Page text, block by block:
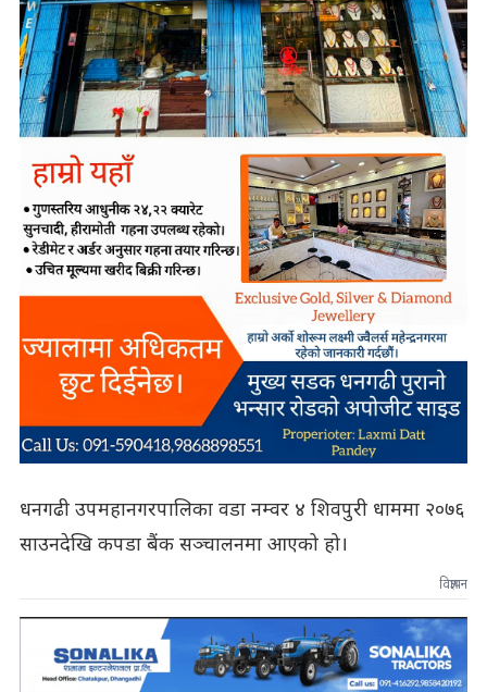
धनगढी उपमहानगरपालिका वडा नम्वर ४ शिवपुरी धाममा २०७६
साउनदेखि कपडा बैंक सञ्चालनमा आएको हो।
विज्ञापन